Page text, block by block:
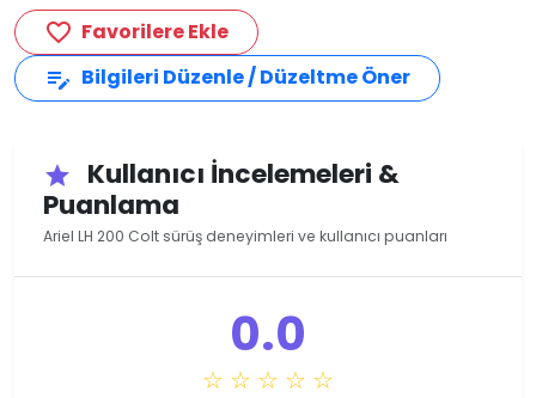
favorite_border Favorilere Ekle
edit_note Bilgileri Düzenle / Düzeltme Öner
star
Kullanıcı İncelemeleri &
Puanlama
Ariel LH 200 Colt sürüş deneyimleri ve kullanıcı puanları
0.0
☆ ☆ ☆ ☆ ☆